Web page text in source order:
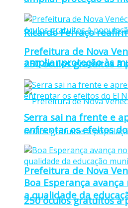
Ricardo Ferraço
ampliar proteção às
Prefeitura de Nova
250 óculos gratuitos à
Prefeitura de Nova
250 óculos gratuitos à
Serra sai na frente e
enfrentar os efeitos
Boa Esperança
a qualidade da